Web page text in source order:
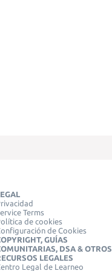
Terms
de cookies
de Cookies
GUÍAS
DSA & OTROS
LEGALES
Legal de Learneo